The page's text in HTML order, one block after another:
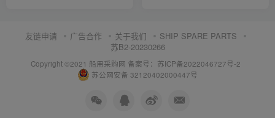
友链申请 广告合作 关于我们
SHIP SPARE PARTS
苏B2-20230266
Copyright ©2021 船用采购网 备案号：苏ICP备2022046727号-2
苏公网安备 32120402000447号